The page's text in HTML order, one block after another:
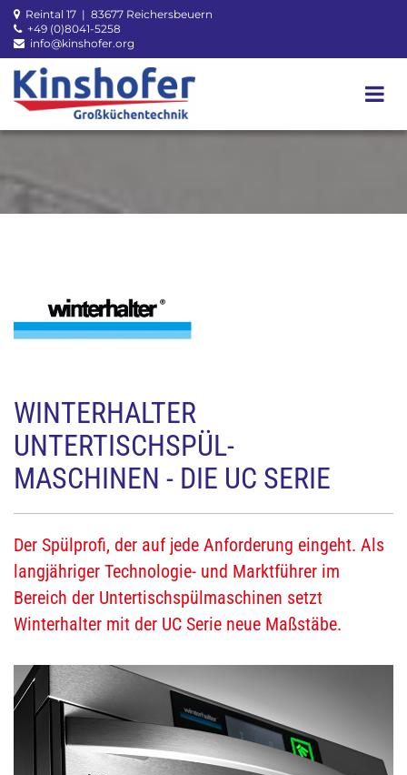
Zum Inhalt springen
 Reintal 17 | 83677 Reichersbeuern
 +49 (0)8041-5258
 info@kinshofer.org
WINTERHALTER
UNTERTISCHSPÜL-
MASCHINEN - DIE UC SERIE
Der Spülprofi, der auf jede Anforderung eingeht. Als
langjähriger Technologie- und Marktführer im
Bereich der Untertischspülmaschinen setzt
Winterhalter mit der UC Serie neue Maßstäbe.